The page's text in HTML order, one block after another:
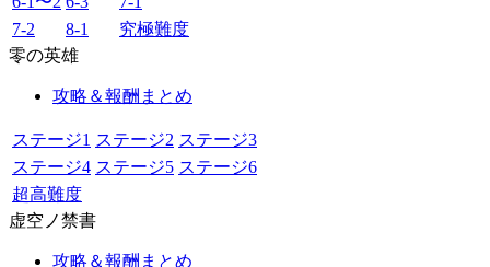
7-2
8-1
究極難度
零の英雄
攻略＆報酬まとめ
ステージ1 ステージ2 ステージ3
ステージ4 ステージ5 ステージ6
超高難度
虚空ノ禁書
攻略＆報酬まとめ